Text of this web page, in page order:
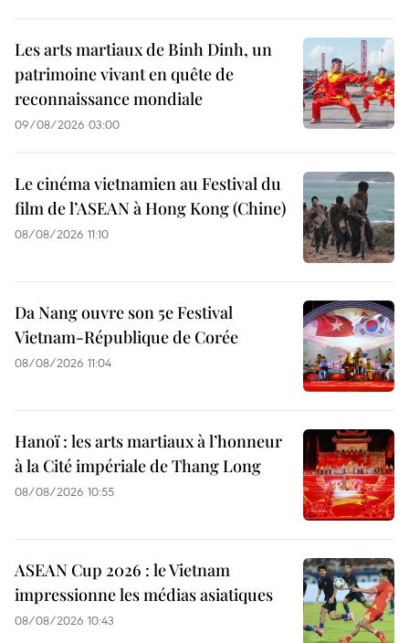
Les arts martiaux de Binh Dinh, un
patrimoine vivant en quête de
reconnaissance mondiale
09/08/2026 03:00
Le cinéma vietnamien au Festival du
film de l’ASEAN à Hong Kong (Chine)
08/08/2026 11:10
Da Nang ouvre son 5e Festival
Vietnam-République de Corée
08/08/2026 11:04
Hanoï : les arts martiaux à l’honneur
à la Cité impériale de Thang Long
08/08/2026 10:55
ASEAN Cup 2026 : le Vietnam
impressionne les médias asiatiques
08/08/2026 10:43